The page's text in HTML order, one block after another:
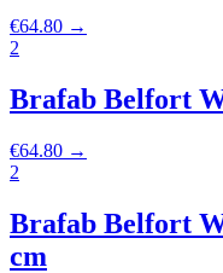
€64.80 →
2
Brafab Belfort
€64.80 →
2
Brafab Belfort
cm